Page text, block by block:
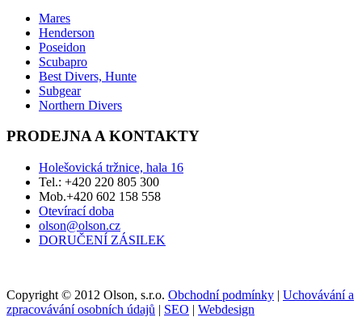
Mares
Henderson
Poseidon
Scubapro
Best Divers, Hunte
Subgear
Northern Divers
PRODEJNA A KONTAKTY
Holešovická tržnice, hala 16
Tel.: +420 220 805 300
Mob.+420 602 158 558
Otevírací doba
olson@olson.cz
DORUČENÍ ZÁSILEK
Copyright © 2012 Olson, s.r.o. Obchodní podmínky | Uchovávání a
zpracovávání osobních údajů | SEO | Webdesign